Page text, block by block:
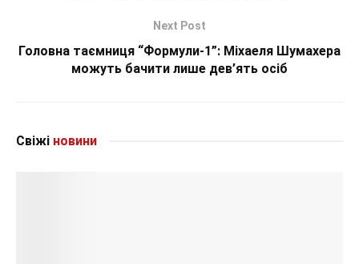
Next Post
Головна таємниця “Формули-1”: Міхаеля Шумахера
можуть бачити лише дев’ять осіб
Свіжі новини